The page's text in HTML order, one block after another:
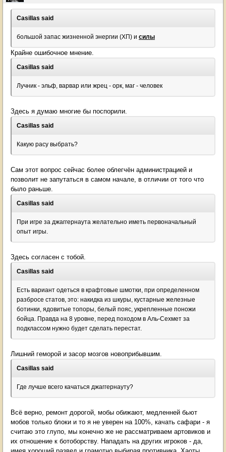
Casillas said
большой запас жизненной энергии (ХП) и силы
Крайне ошибочное мнение.
Casillas said
Лучник - эльф, варвар или жрец - орк, маг - человек
Здесь я думаю многие бы поспорили.
Casillas said
Какую расу выбрать?
Сам этот вопрос сейчас более облегчён администрацией и
позволит не запутаться в самом начале, в отличии от того что
было раньше.
Casillas said
При игре за джаггернаута желательно иметь первоначальный
опыт игры.
Здесь согласен с тобой.
Casillas said
Есть вариант одеться в крафтовые шмотки, при определенном
разбросе статов, это: накидка из шкуры, кустарные железные
ботинки, ядовитые топоры, белый пояс, укрепленные поножи
бойца. Правда на 8 уровне, перед походом в Аль-Сехмет за
подклассом нужно будет сделать перестат.
Лишний геморой и засор мозгов новоприбывшим.
Casillas said
Где лучше всего качаться джаггернауту?
Всё верно, ремонт дорогой, мобы обижают, медленней бьют
мобов только блоки и то я не уверен на 100%, качать сафари - я
считаю это глупо, мы конечно же не рассматриваем артовиков и
их отношение к ботоборству. Нападать на других игроков - да,